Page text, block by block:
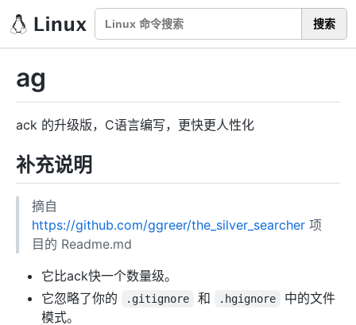
搜索
ag
ack 的升级版，C语言编写，更快更人性化
补充说明
摘自
https://github.com/ggreer/the_silver_searcher 项
目的 Readme.md
它比ack快一个数量级。
它忽略了你的
.gitignore 和 .hgignore
中的文件
模式。